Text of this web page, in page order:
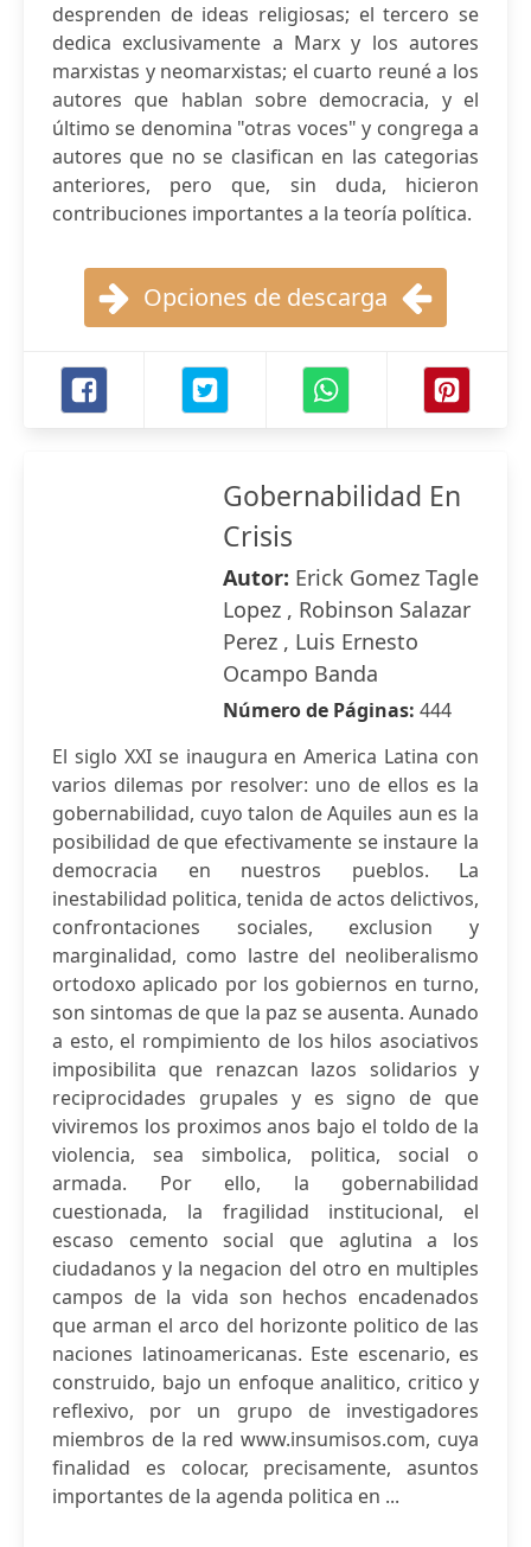
desprenden de ideas religiosas; el tercero se
dedica exclusivamente a Marx y los autores
marxistas y neomarxistas; el cuarto reuné a los
autores que hablan sobre democracia, y el
último se denomina "otras voces" y congrega a
autores que no se clasifican en las categorias
anteriores, pero que, sin duda, hicieron
contribuciones importantes a la teoría política.
Opciones de descarga
Gobernabilidad En
Crisis
Autor: Erick Gomez Tagle
Lopez , Robinson Salazar
Perez , Luis Ernesto
Ocampo Banda
Número de Páginas: 444
El siglo XXI se inaugura en America Latina con
varios dilemas por resolver: uno de ellos es la
gobernabilidad, cuyo talon de Aquiles aun es la
posibilidad de que efectivamente se instaure la
democracia en nuestros pueblos. La
inestabilidad politica, tenida de actos delictivos,
confrontaciones sociales, exclusion y
marginalidad, como lastre del neoliberalismo
ortodoxo aplicado por los gobiernos en turno,
son sintomas de que la paz se ausenta. Aunado
a esto, el rompimiento de los hilos asociativos
imposibilita que renazcan lazos solidarios y
reciprocidades grupales y es signo de que
viviremos los proximos anos bajo el toldo de la
violencia, sea simbolica, politica, social o
armada. Por ello, la gobernabilidad
cuestionada, la fragilidad institucional, el
escaso cemento social que aglutina a los
ciudadanos y la negacion del otro en multiples
campos de la vida son hechos encadenados
que arman el arco del horizonte politico de las
naciones latinoamericanas. Este escenario, es
construido, bajo un enfoque analitico, critico y
reflexivo, por un grupo de investigadores
miembros de la red www.insumisos.com, cuya
finalidad es colocar, precisamente, asuntos
importantes de la agenda politica en ...